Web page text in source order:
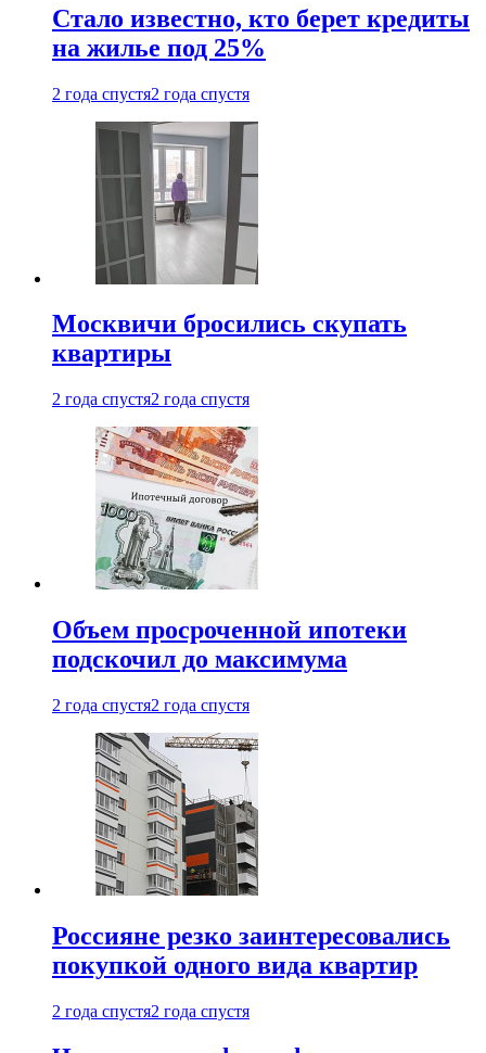
Стало известно, кто берет кредиты
на жилье под 25%
2 года спустя2 года спустя
Москвичи бросились скупать
квартиры
2 года спустя2 года спустя
Объем просроченной ипотеки
подскочил до максимума
2 года спустя2 года спустя
Россияне резко заинтересовались
покупкой одного вида квартир
2 года спустя2 года спустя